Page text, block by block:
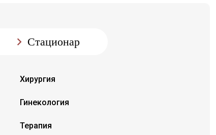
Стационар
Хирургия
Гинекология
Терапия